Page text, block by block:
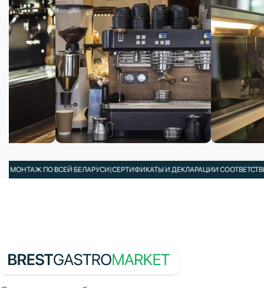
ПО ВСЕЙ БЕЛАРУСИ|СЕРТИФИКАТЫ И ДЕКЛАРАЦИИ СООТВЕТСТВИЯ В